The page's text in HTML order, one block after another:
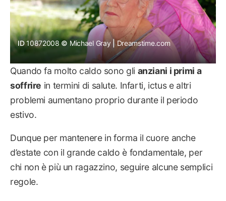
ID 10872008 Michael Gray | Dreamstime.com
Quando fa molto caldo sono gli anziani i primi a
soffrire in termini di salute. Infarti, ictus e altri
problemi aumentano proprio durante il periodo
estivo.
Dunque per mantenere in forma il cuore anche
d’estate con il grande caldo è fondamentale, per
chi non è più un ragazzino, seguire alcune semplici
regole.